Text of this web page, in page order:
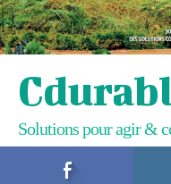
Solutions pour agir &